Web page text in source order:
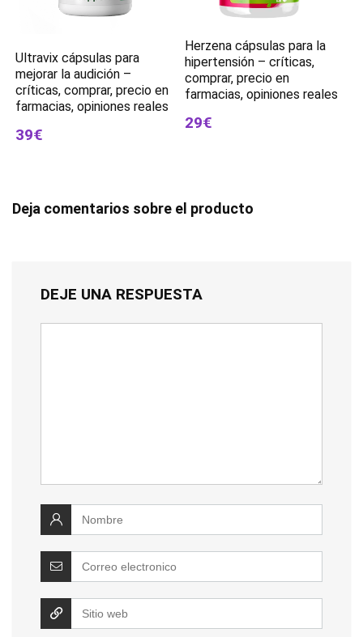
Ultravix cápsulas para
mejorar la audición –
críticas, comprar, precio en
farmacias, opiniones reales
39€
Herzena cápsulas para la
hipertensión – críticas,
comprar, precio en
farmacias, opiniones reales
29€
Deja comentarios sobre el producto
DEJE UNA RESPUESTA